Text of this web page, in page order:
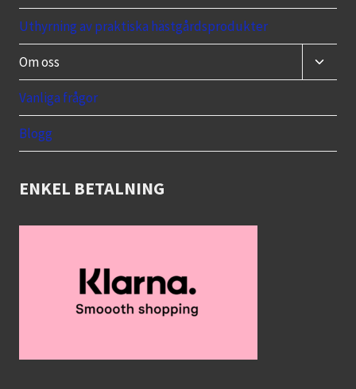
Uthyrning av praktiska hästgårdsprodukter
Om oss
Toggle
child
Vanliga frågor
Blogg
ENKEL BETALNING